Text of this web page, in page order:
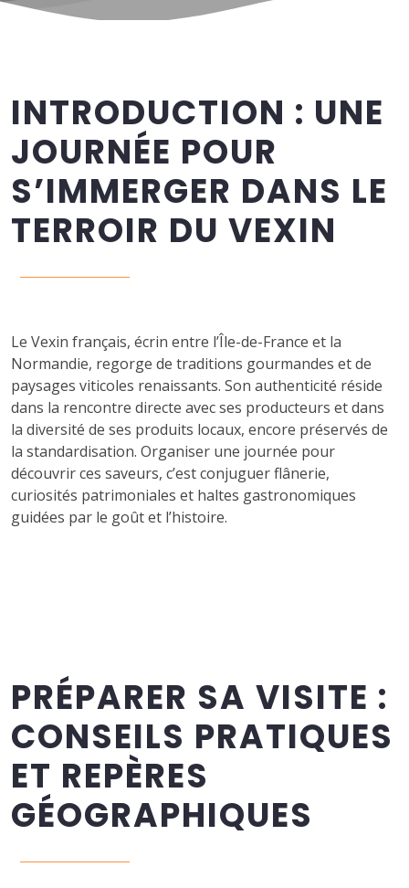
INTRODUCTION : UNE
JOURNÉE POUR
S’IMMERGER DANS LE
TERROIR DU VEXIN
Le Vexin français, écrin entre l’Île-de-France et la
Normandie, regorge de traditions gourmandes et de
paysages viticoles renaissants. Son authenticité réside
dans la rencontre directe avec ses producteurs et dans
la diversité de ses produits locaux, encore préservés de
la standardisation. Organiser une journée pour
découvrir ces saveurs, c’est conjuguer flânerie,
curiosités patrimoniales et haltes gastronomiques
guidées par le goût et l’histoire.
PRÉPARER SA VISITE :
CONSEILS PRATIQUES
ET REPÈRES
GÉOGRAPHIQUES